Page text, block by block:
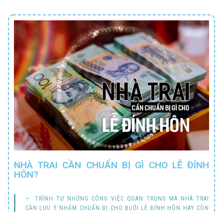
NHÀ TRAI CẦN CHUẨN BỊ GÌ CHO LỄ ĐÍNH
HÔN?
TRÌNH TỰ NHỮNG CÔNG VIỆC QUAN TRỌNG MÀ NHÀ TRAI
CẦN LƯU Ý NHẰM CHUẨN BỊ CHO BUỔI LỄ ĐÍNH HÔN HAY CÒN